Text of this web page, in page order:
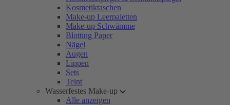
Kosmetiktaschen
Make-up Leerpaletten
Make-up Schwämme
Blotting Paper
Nägel
Augen
Lippen
Sets
Teint
Wasserfestes Make-up
Alle anzeigen